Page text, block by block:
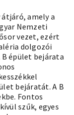
amely a
Nemzeti
vezet, ezért
dolgozói
épület bejárata
bejáratát. A B
Fontos
szűk, egyes